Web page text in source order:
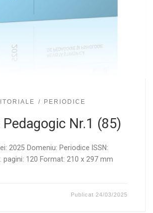
PERIODICE
Pedagogic Nr.1 (85)
2025 Domeniu: Periodice ISSN:
pagini: 120 Format: 210 x 297 mm
Publicat 24/03/2025